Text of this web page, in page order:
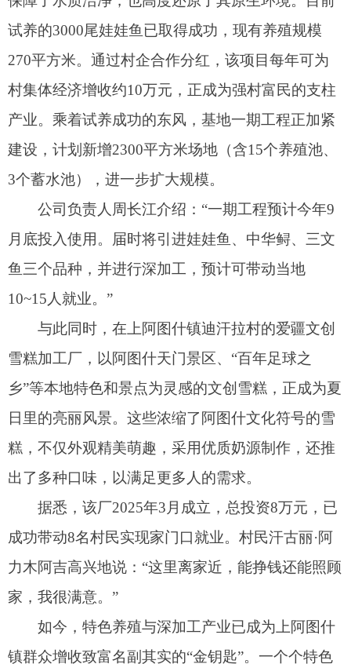
鱼三个品种，并进行深加工，预计可带动当地
10~15人就业。”
与此同时，在上阿图什镇迪汗拉村的爱疆文创
雪糕加工厂，以阿图什天门景区、“百年足球之
乡”等本地特色和景点为灵感的文创雪糕，正成为夏
糕，不仅外观精美萌趣，采用优质奶源制作，还推
出了多种口味，以满足更多人的需求。
据悉，该厂2025年3月成立，总投资8万元，已
成功带动8名村民实现家门口就业。村民汗古丽·阿
力木阿吉高兴地说：“这里离家近，能挣钱还能照顾
如今，特色养殖与深加工产业已成为上阿图什
镇群众增收致富名副其实的“金钥匙”。一个个特色
项目落地生根、开花结果，让乡村焕发新机，村民
腰包渐鼓，笑容更甜。上阿图什镇的生动实践，正
是阿图什市推进乡村振兴的一个缩影。近年来，阿
育具有地域特色的优势产业，形成了“一村一
品”、“一乡（镇）一业”的发展格局。在特色产业的
强劲引领下，越来越多的乡村正朝着产业兴旺、生
态宜居、乡风文明、治理有效、生活富裕的目标阔
步前行，一幅乡村振兴的美好画卷在阿图什大地徐